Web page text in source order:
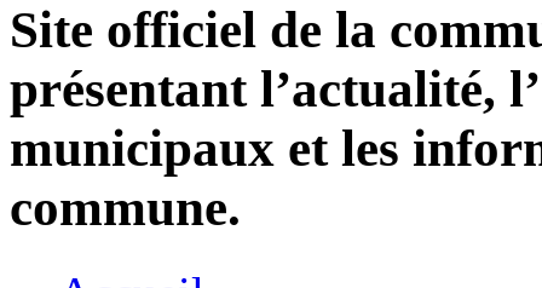
Site officiel de la
présentant l’actualité,
municipaux et les
commune.